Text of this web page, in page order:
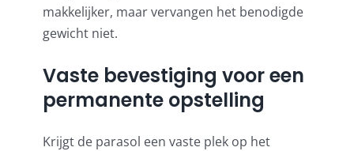
makkelijker, maar vervangen het benodigde
gewicht niet.
Vaste bevestiging voor een
permanente opstelling
Krijgt de parasol een vaste plek op het